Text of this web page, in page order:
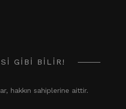
GIBI BILIR!
hakkın sahiplerine aittir.